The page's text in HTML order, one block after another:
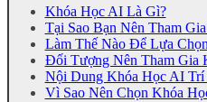
Khóa Học AI Là Gì?
Tại Sao Bạn Nên Tham
Làm Thế Nào Để Lựa
Đối Tượng Nên Tham Gia
Nội Dung Khóa Học AI Trí
Vì Sao Nên Chọn Khóa